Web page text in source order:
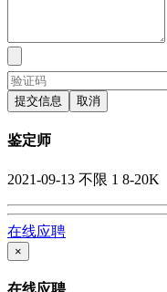
提交信息 取消
鉴定师
2021-09-13 不限 1 8-20K
在线应聘
×
在线应聘